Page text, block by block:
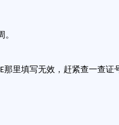
。
那里填写无效，赶紧查一查证